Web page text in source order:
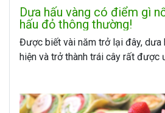
Dưa hấu vàng có điểm gì
hấu đỏ thông thường!
Được biết vài năm trở lại đây, dưa
hiện và trở thành trái cây rất được